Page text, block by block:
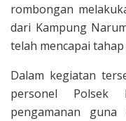
rombongan
dari Kampung
telah mencapai
Dalam kegiatan
personel Polsek
pengamanan guna